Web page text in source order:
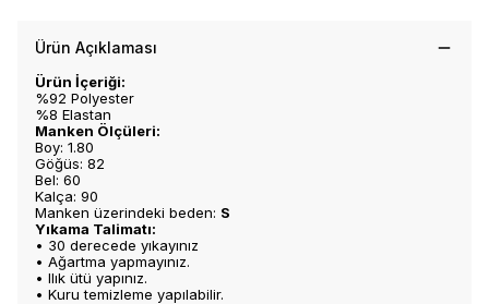
Ürün Açıklaması
Ürün İçeriği:
%92 Polyester
%8 Elastan
Manken Ölçüleri:
Boy: 1.80
Göğüs: 82
Bel: 60
Kalça: 90
Manken üzerindeki beden: S
Yıkama Talimatı:
• 30 derecede yıkayınız
• Ağartma yapmayınız.
• Ilık ütü yapınız.
• Kuru temizleme yapılabilir.